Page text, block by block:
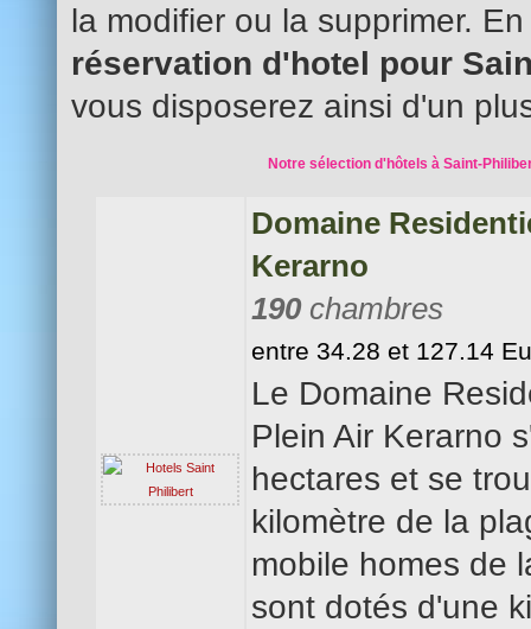
la modifier ou la supprimer.
réservation d'hotel pour
vous disposerez ainsi d'un
Notre sélection d'hôtels à Saint-
Domaine
Kerarno
190chambres
entre 34.28 et 127.14
Le Domaine
Plein Air Kerarno
hectares et se
kilomètre de la
mobile homes de
sont dotés d'une